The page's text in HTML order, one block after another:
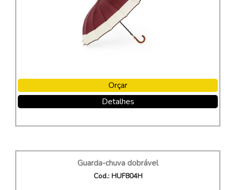
Orçar
Detalhes
Guarda-chuva dobrável
Cod.: HUF804H